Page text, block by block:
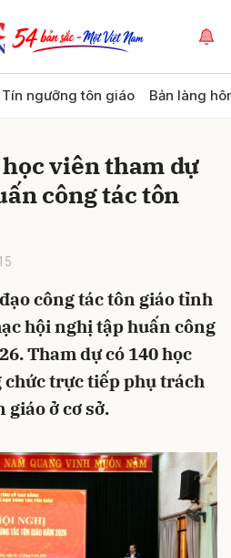
Tín ngưỡng tôn giáo Bản làng
học viên tham dự
công tác tôn
công tác tôn giáo tỉnh
hội nghị tập huấn công
Tham dự có 140 học
chức trực tiếp phụ trách
ở cơ sở.